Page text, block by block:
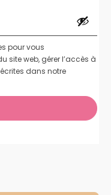
pour vous
site web, gérer l’accès à
dans notre